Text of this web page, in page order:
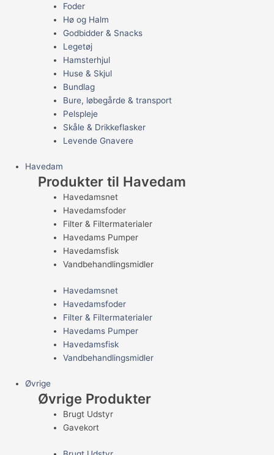
Foder
Hø og Halm
Godbidder & Snacks
Legetøj
Hamsterhjul
Huse & Skjul
Bundlag
Bure, løbegårde & transport
Pelspleje
Skåle & Drikkeflasker
Levende Gnavere
Havedam
Produkter til Havedam
Havedamsnet
Havedamsfoder
Filter & Filtermaterialer
Havedams Pumper
Havedamsfisk
Vandbehandlingsmidler
Havedamsnet
Havedamsfoder
Filter & Filtermaterialer
Havedams Pumper
Havedamsfisk
Vandbehandlingsmidler
Øvrige
Øvrige Produkter
Brugt Udstyr
Gavekort